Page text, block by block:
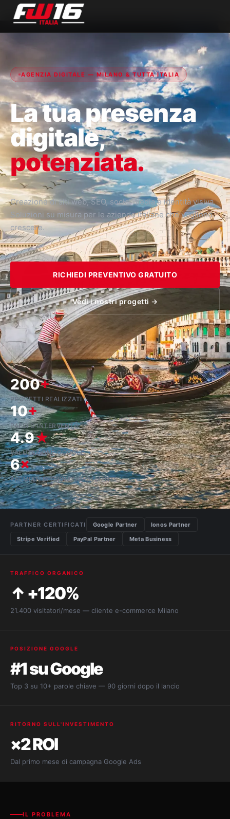
AGENZIA DIGITALE — MILANO & TUTTA ITALIA
La tua presenza
digitale,
potenziata.
Creazione di siti web, SEO, social media e identità visiva.
Soluzioni su misura per le aziende italiane che vogliono
crescere.
RICHIEDI PREVENTIVO GRATUITO
Vedi i nostri progetti →
200+
PROGETTI REALIZZATI
10+
PAESI D'INTERVENTO
4.9★
VALUTAZIONE GOOGLE
6×
PREMIATI INTERNAZIONALMENTE
PARTNER CERTIFICATI Google Partner
Ionos Partner
Stripe Verified
PayPal Partner Meta Business
TRAFFICO ORGANICO
↑ +120%
21.400 visitatori/mese — cliente e-commerce Milano
POSIZIONE GOOGLE
#1 su Google
Top 3 su 10+ parole chiave — 90 giorni dopo il lancio
RITORNO SULL'INVESTIMENTO
×2 ROI
Dal primo mese di campagna Google Ads
IL PROBLEMA